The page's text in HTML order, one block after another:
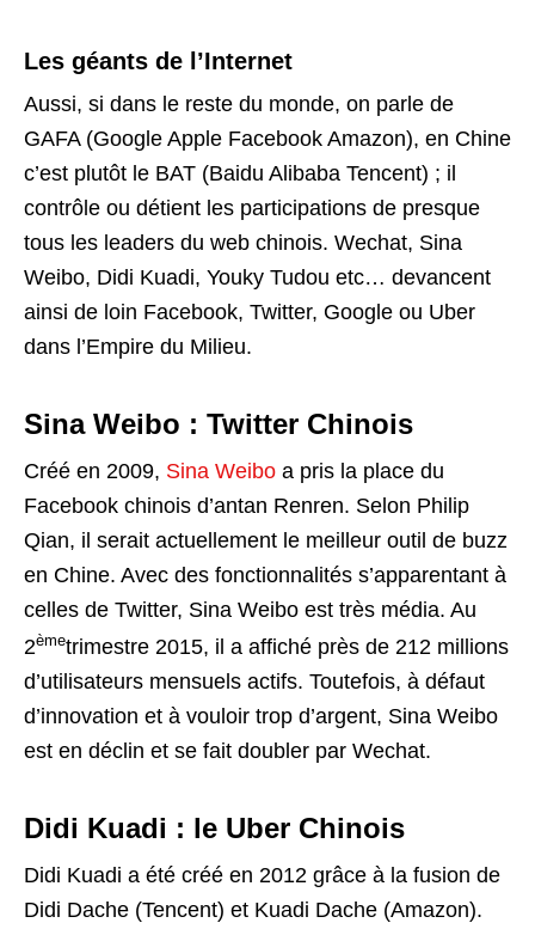
Les géants de l’Internet
Aussi, si dans le reste du monde, on parle de
GAFA (Google Apple Facebook Amazon), en Chine
c’est plutôt le BAT (Baidu Alibaba Tencent) ; il
contrôle ou détient les participations de presque
tous les leaders du web chinois. Wechat, Sina
Weibo, Didi Kuadi, Youky Tudou etc… devancent
ainsi de loin Facebook, Twitter, Google ou Uber
dans l’Empire du Milieu.
Sina Weibo : Twitter Chinois
Créé en 2009, Sina Weibo a pris la place du
Facebook chinois d’antan Renren. Selon Philip
Qian, il serait actuellement le meilleur outil de buzz
en Chine. Avec des fonctionnalités s’apparentant à
celles de Twitter, Sina Weibo est très média. Au
2èmetrimestre 2015, il a affiché près de 212 millions
d’utilisateurs mensuels actifs. Toutefois, à défaut
d’innovation et à vouloir trop d’argent, Sina Weibo
est en déclin et se fait doubler par Wechat.
Didi Kuadi : le Uber Chinois
Didi Kuadi a été créé en 2012 grâce à la fusion de
Didi Dache (Tencent) et Kuadi Dache (Amazon).